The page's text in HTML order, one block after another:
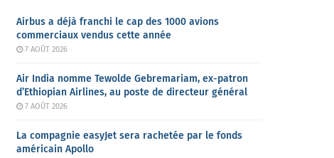
Airbus a déjà franchi le cap des 1000 avions
commerciaux vendus cette année
7 AOÛT 2026
Air India nomme Tewolde Gebremariam, ex-patron
d’Ethiopian Airlines, au poste de directeur général
7 AOÛT 2026
La compagnie easyJet sera rachetée par le fonds
américain Apollo